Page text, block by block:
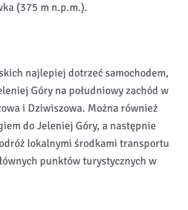
(375 m n.p.m.).
najlepiej dotrzeć samochodem,
Góry na południowy zachód w
i Dziwiszowa. Można również
do Jeleniej Góry, a następnie
lokalnymi środkami transportu
punktów turystycznych w